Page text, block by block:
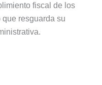
fiscal de los
resguarda su